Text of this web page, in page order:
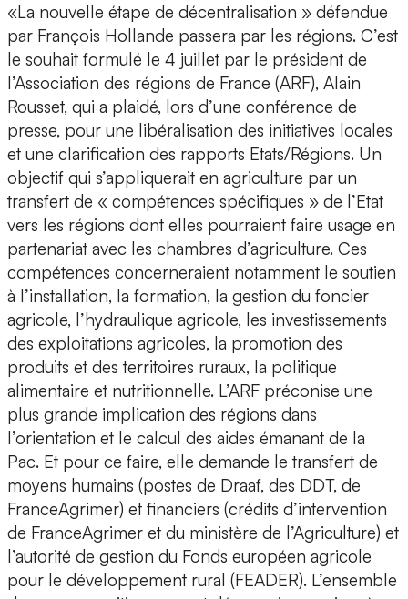
«La nouvelle étape de décentralisation » défendue
par François Hollande passera par les régions. C’est
le souhait formulé le 4 juillet par le président de
l’Association des régions de France (ARF), Alain
Rousset, qui a plaidé, lors d’une conférence de
presse, pour une libéralisation des initiatives locales
et une clarification des rapports Etats/Régions. Un
objectif qui s’appliquerait en agriculture par un
transfert de « compétences spécifiques » de l’Etat
vers les régions dont elles pourraient faire usage en
partenariat avec les chambres d’agriculture. Ces
compétences concerneraient notamment le soutien
à l’installation, la formation, la gestion du foncier
agricole, l’hydraulique agricole, les investissements
des exploitations agricoles, la promotion des
produits et des territoires ruraux, la politique
alimentaire et nutritionnelle. L’ARF préconise une
plus grande implication des régions dans
l’orientation et le calcul des aides émanant de la
Pac. Et pour ce faire, elle demande le transfert de
moyens humains (postes de Draaf, des DDT, de
FranceAgrimer) et financiers (crédits d’intervention
de FranceAgrimer et du ministère de l’Agriculture) et
l’autorité de gestion du Fonds européen agricole
pour le développement rural (FEADER). L’ensemble